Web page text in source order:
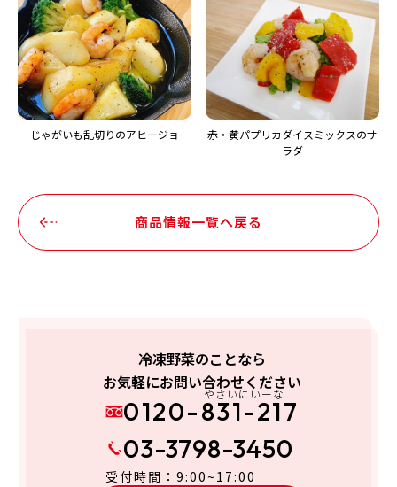
じゃがいも乱切りのアヒージョ
赤・黄パプリカダイスミックスのサ
ラダ
商品情報一覧へ戻る
冷凍野菜のことなら
お気軽にお問い合わせください
0120-831-217
やさいにいーな
03-3798-3450
受付時間：9:00~17:00